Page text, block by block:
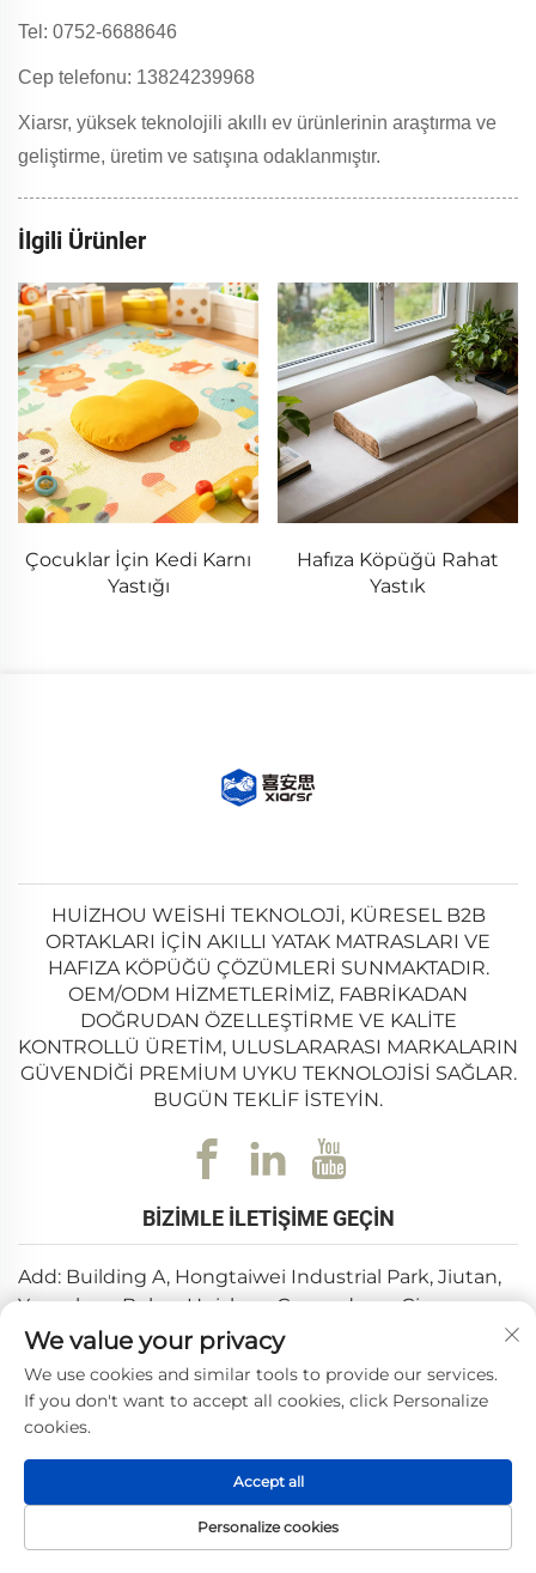
Tel: 0752-6688646
Cep telefonu: 13824239968
Xiarsr, yüksek teknolojili akıllı ev ürünlerinin araştırma ve
geliştirme, üretim ve satışına odaklanmıştır.
İlgili Ürünler
Çocuklar İçin Kedi Karnı
Yastığı
Hafıza Köpüğü Rahat
Yastık
HUIZHOU WEISHI TEKNOLOJI, KÜRESEL B2B
ORTAKLARI IÇIN AKILLI YATAK MATRASLARI VE
HAFIZA KÖPÜĞÜ ÇÖZÜMLERI SUNMAKTADIR.
OEM/ODM HIZMETLERIMIZ, FABRIKADAN
DOĞRUDAN ÖZELLEŞTIRME VE KALITE
KONTROLLÜ ÜRETIM, ULUSLARARASI MARKALARIN
GÜVENDIĞI PREMIUM UYKU TEKNOLOJISI SAĞLAR.
BUGÜN TEKLIF ISTEYIN.
BIZIMLE İLETIŞIME GEÇIN
Add: Building A, Hongtaiwei Industrial Park, Jiutan,
Yuanzhou, Boluo, Huizhou, Guangdong, Çin
E-posta:[email protected]
Tel:+86-0752-6688646
Gizlilik Politikası
We value your privacy
We use cookies and similar tools to provide our services.
If you don't want to accept all cookies, click Personalize
cookies.
Personalize cookies
Accept all